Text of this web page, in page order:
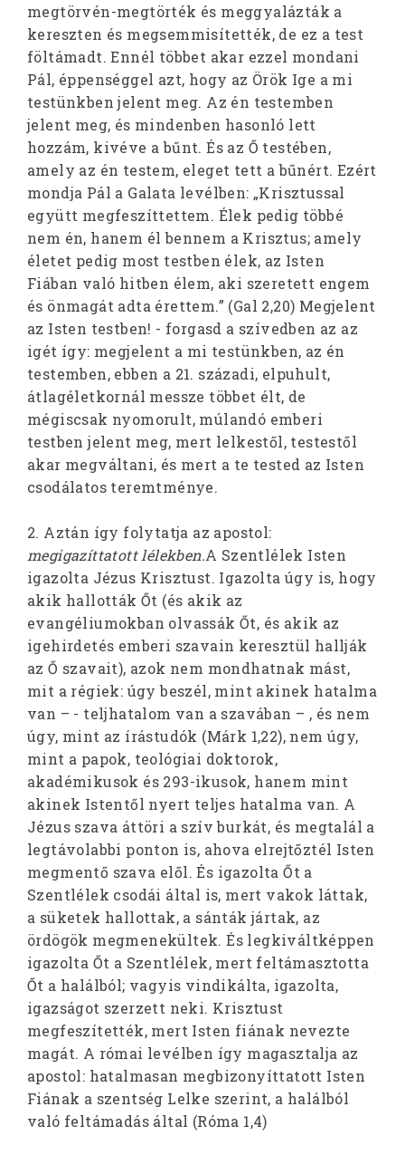
megtörvén-megtörték és meggyalázták a
kereszten és megsemmisítették, de ez a test
föltámadt. Ennél többet akar ezzel mondani
Pál, éppenséggel azt, hogy az Örök Ige a mi
testünkben jelent meg. Az én testemben
jelent meg, és mindenben hasonló lett
hozzám, kivéve a bűnt. És az Ő testében,
amely az én testem, eleget tett a bűnért. Ezért
mondja Pál a Galata levélben: „Krisztussal
együtt megfeszíttettem. Élek pedig többé
nem én, hanem él bennem a Krisztus; amely
életet pedig most testben élek, az Isten
Fiában való hitben élem, aki szeretett engem
és önmagát adta érettem.” (Gal 2,20) Megjelent
az Isten testben! - forgasd a szívedben az az
igét így: megjelent a mi testünkben, az én
testemben, ebben a 21. századi, elpuhult,
átlagéletkornál messze többet élt, de
mégiscsak nyomorult, múlandó emberi
testben jelent meg, mert lelkestől, testestől
akar megváltani, és mert a te tested az Isten
csodálatos teremtménye.
2. Aztán így folytatja az apostol:
megigazíttatott lélekben.A Szentlélek Isten
igazolta Jézus Krisztust. Igazolta úgy is, hogy
akik hallották Őt (és akik az
evangéliumokban olvassák Őt, és akik az
igehirdetés emberi szavain keresztül hallják
az Ő szavait), azok nem mondhatnak mást,
mit a régiek: úgy beszél, mint akinek hatalma
van – - teljhatalom van a szavában – , és nem
úgy, mint az írástudók (Márk 1,22), nem úgy,
mint a papok, teológiai doktorok,
akadémikusok és 293-ikusok, hanem mint
akinek Istentől nyert teljes hatalma van. A
Jézus szava áttöri a szív burkát, és megtalál a
legtávolabbi ponton is, ahova elrejtőztél Isten
megmentő szava elől. És igazolta Őt a
Szentlélek csodái által is, mert vakok láttak,
a süketek hallottak, a sánták jártak, az
ördögök megmenekültek. És legkiváltképpen
igazolta Őt a Szentlélek, mert feltámasztotta
Őt a halálból; vagyis vindikálta, igazolta,
igazságot szerzett neki. Krisztust
megfeszítették, mert Isten fiának nevezte
magát. A római levélben így magasztalja az
apostol: hatalmasan megbizonyíttatott Isten
Fiának a szentség Lelke szerint, a halálból
való feltámadás által (Róma 1,4)